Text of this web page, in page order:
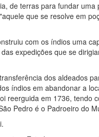
de terras para fundar uma
que se resolve em
com os índios uma
expedições que se
dos aldeados
índios em abandonar a
reerguida em 1736, tendo
Pedro é o Padroeiro do